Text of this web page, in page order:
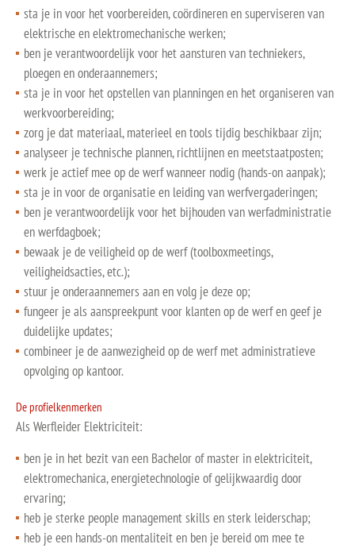
sta je in voor het voorbereiden, coördineren en superviseren van
elektrische en elektromechanische werken;
ben je verantwoordelijk voor het aansturen van techniekers,
ploegen en onderaannemers;
sta je in voor het opstellen van planningen en het organiseren van
werkvoorbereiding;
zorg je dat materiaal, materieel en tools tijdig beschikbaar zijn;
analyseer je technische plannen, richtlijnen en meetstaatposten;
werk je actief mee op de werf wanneer nodig (hands-on aanpak);
sta je in voor de organisatie en leiding van werfvergaderingen;
ben je verantwoordelijk voor het bijhouden van werfadministratie
en werfdagboek;
bewaak je de veiligheid op de werf (toolboxmeetings,
veiligheidsacties, etc.);
stuur je onderaannemers aan en volg je deze op;
fungeer je als aanspreekpunt voor klanten op de werf en geef je
duidelijke updates;
combineer je de aanwezigheid op de werf met administratieve
opvolging op kantoor.
De profielkenmerken
Als Werfleider Elektriciteit:
ben je in het bezit van een Bachelor of master in elektriciteit,
elektromechanica, energietechnologie of gelijkwaardig door
ervaring;
heb je sterke people management skills en sterk leiderschap;
heb je een hands-on mentaliteit en ben je bereid om mee te